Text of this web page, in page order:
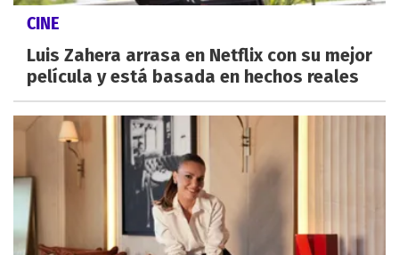
CINE
Luis Zahera arrasa en Netflix con su mejor
película y está basada en hechos reales